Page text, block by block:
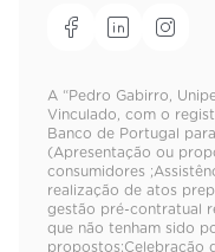
A “Pedro Gabirro,
Vinculado, com o
Banco de Portugal
(Apresentação ou
consumidores
realização de atos
gestão pré-contratual
que não tenham sido
propostos;Celebração